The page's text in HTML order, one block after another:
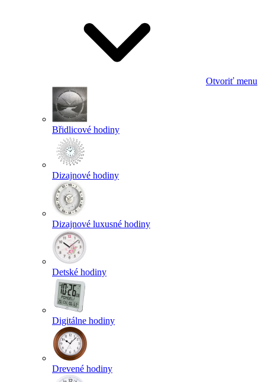
Otvoriť menu
Břidlicové hodiny
Dizajnové hodiny
Dizajnové luxusné hodiny
Detské hodiny
Digitálne hodiny
Drevené hodiny